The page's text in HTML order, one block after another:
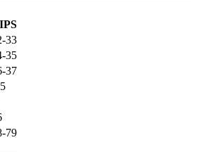
33
35
37
79